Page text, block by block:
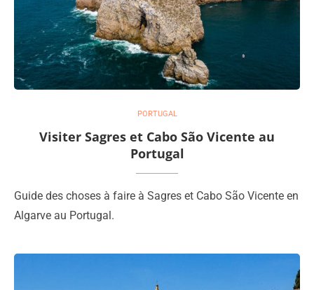
PORTUGAL
Visiter Sagres et Cabo São Vicente au
Portugal
Guide des choses à faire à Sagres et Cabo São Vicente en
Algarve au Portugal.